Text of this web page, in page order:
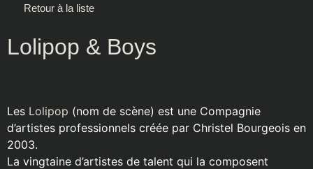
Retour à la liste
Lolipop & Boys
Les Lolipop (nom de scène) est une Compagnie
d’artistes professionnels créée par Christel Bourgeois en
2003.
La vingtaine d’artistes de talent qui la composent